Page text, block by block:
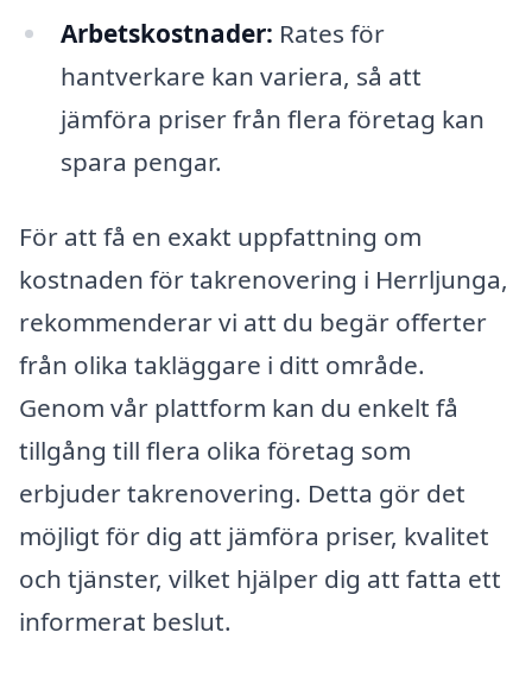
Arbetskostnader: Rates för
hantverkare kan variera, så att
jämföra priser från flera företag kan
spara pengar.
För att få en exakt uppfattning om
kostnaden för takrenovering i Herrljunga,
rekommenderar vi att du begär offerter
från olika takläggare i ditt område.
Genom vår plattform kan du enkelt få
tillgång till flera olika företag som
erbjuder takrenovering. Detta gör det
möjligt för dig att jämföra priser, kvalitet
och tjänster, vilket hjälper dig att fatta ett
informerat beslut.